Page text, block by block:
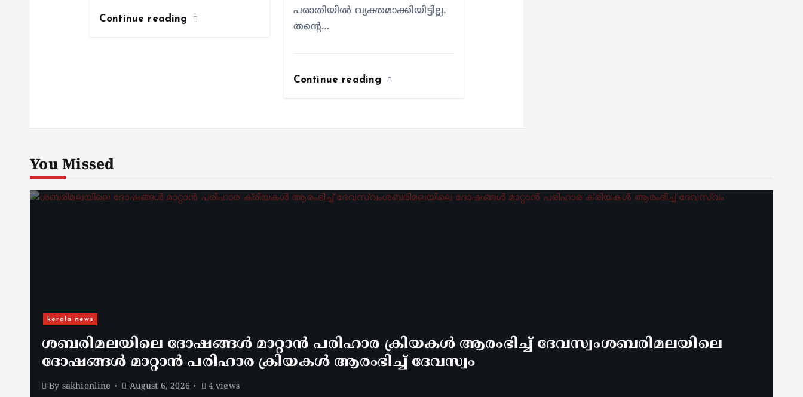
Continue reading
പരാതിയില്‍ വ്യക്തമാക്കിയിട്ടില്ല.
തന്റെ…
Continue reading
You Missed
kerala news
ശബരിമലയിലെ ദോഷങ്ങൾ മാറ്റാൻ പരിഹാര ക്രിയകൾ ആരംഭിച്ച് ദേവസ്വംശബരിമലയിലെ
ദോഷങ്ങൾ മാറ്റാൻ പരിഹാര ക്രിയകൾ ആരംഭിച്ച് ദേവസ്വം
By sakhionline August 6, 2026 4 views